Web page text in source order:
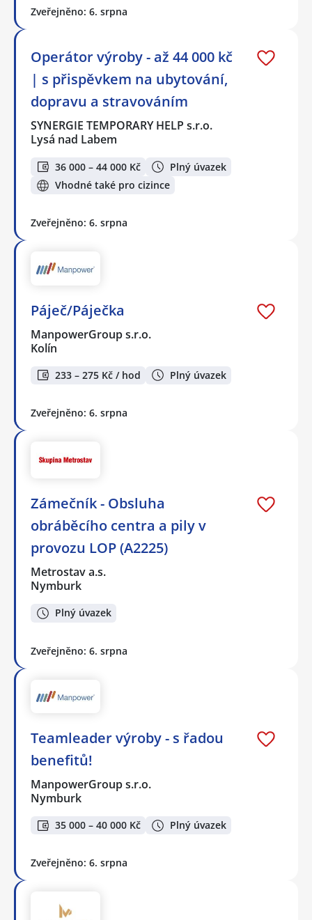
Zveřejněno: 6. srpna
Operátor výroby - až 44 000 kč
| s přispěvkem na ubytování,
dopravu a stravováním
SYNERGIE TEMPORARY HELP s.r.o.
Lysá nad Labem
36 000 – 44 000 Kč
Plný úvazek
Vhodné také pro cizince
Zveřejněno: 6. srpna
Páječ/Páječka
ManpowerGroup s.r.o.
Kolín
233 – 275 Kč / hod Plný úvazek
Zveřejněno: 6. srpna
Zámečník - Obsluha
obráběcího centra a pily v
provozu LOP (A2225)
Metrostav a.s.
Nymburk
Plný úvazek
Zveřejněno: 6. srpna
Teamleader výroby - s řadou
benefitů!
ManpowerGroup s.r.o.
Nymburk
35 000 – 40 000 Kč Plný úvazek
Zveřejněno: 6. srpna